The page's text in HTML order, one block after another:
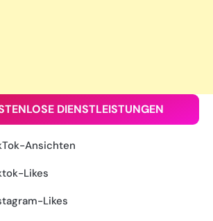
DIENSTLEISTUNGEN
Ansichten
Likes
Likes